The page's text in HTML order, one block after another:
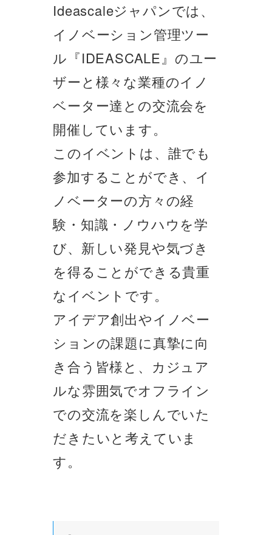
Ideascaleジャパンでは、
イノベーション管理ツー
ル『IDEASCALE』のユー
ザーと様々な業種のイノ
ベーター達との交流会を
開催しています。
このイベントは、誰でも
参加することができ、イ
ノベーターの方々の経
験・知識・ノウハウを学
び、新しい発見や気づき
を得ることができる貴重
なイベントです。
アイデア創出やイノベー
ションの課題に真摯に向
き合う皆様と、カジュア
ルな雰囲気でオフライン
での交流を楽しんでいた
だきたいと考えていま
す。